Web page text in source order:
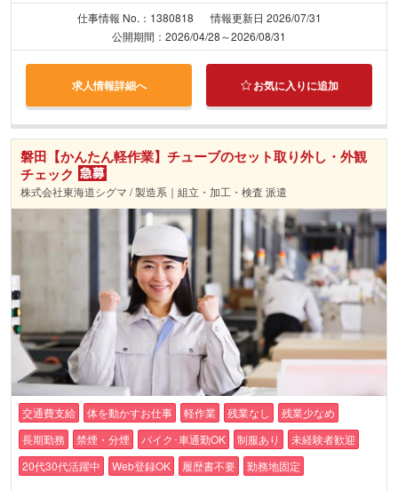
仕事情報 No.：1380818
情報更新日 2026/07/31
公開期間：2026/04/28～2026/08/31
求人情報詳細へ お気に入りに追加
磐田【かんたん軽作業】チューブのセット取り外し・外観
チェック
株式会社東海道シグマ / 製造系｜組立・加工・検査 派遣
交通費支給 体を動かすお仕事 軽作業 残業なし
残業少なめ
長期勤務
禁煙・分煙 バイク･車通勤OK 制服あり
未経験者歓迎
20代30代活躍中
Web登録OK 履歴書不要 勤務地固定